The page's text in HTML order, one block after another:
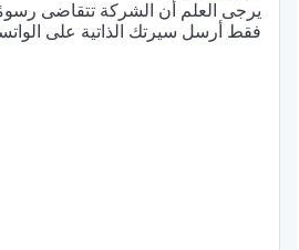
يرجى العلم أن الشركة تتقاضى
فقط أرسل سيرتك الذاتية على